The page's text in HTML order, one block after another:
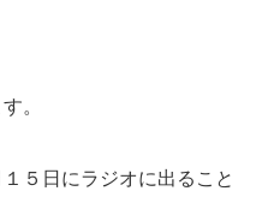
。
５日にラジオに出ること